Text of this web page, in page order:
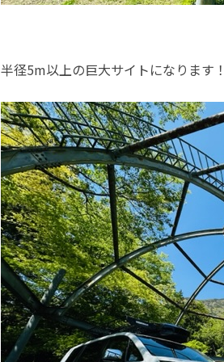
半径5m以上の巨大サイトになります